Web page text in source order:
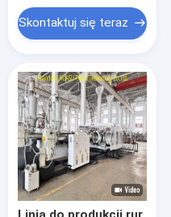
Skontaktuj się teraz